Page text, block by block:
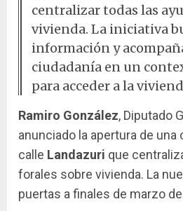
centralizar todas las
vivienda. La iniciativa
información y
ciudadanía en un
para acceder a la
Ramiro González, Diputado
anunciado la apertura de
calle Landazuri que
forales sobre vivienda. La
puertas a finales de marzo de